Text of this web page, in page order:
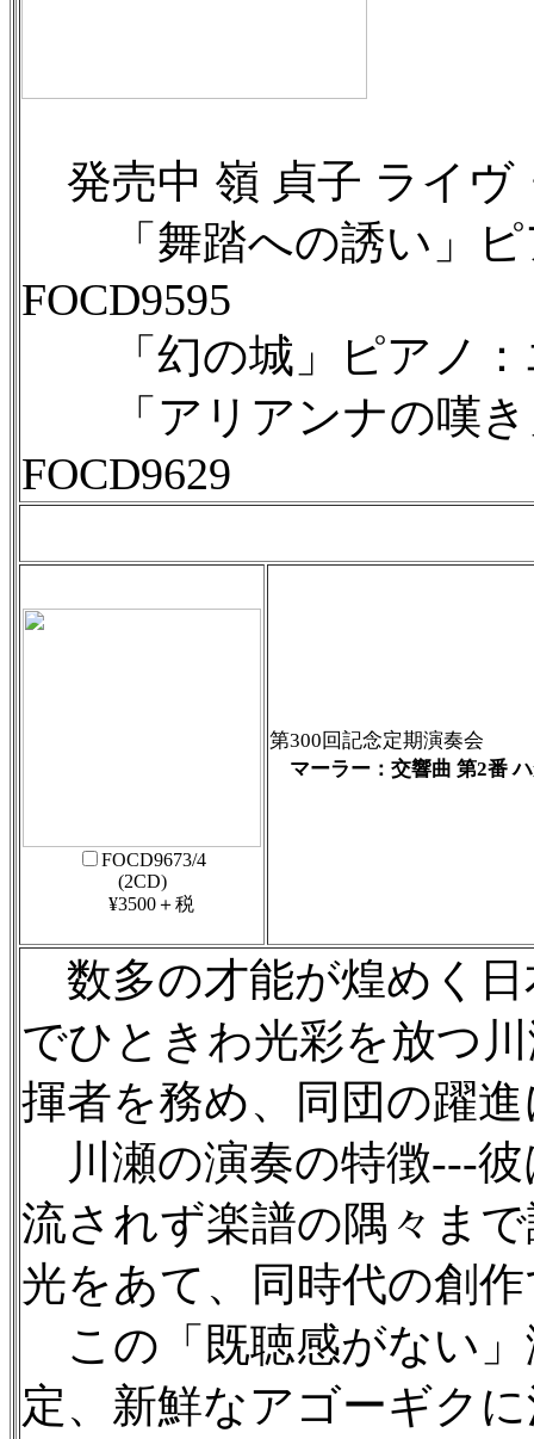
発売中 嶺 貞子 ライヴ
「舞踏への誘い」ピ
FOCD9595
「幻の城」ピアノ：
「アリアンナの嘆き
FOCD9629
FOCD9673/4
(2CD)
¥3500＋税
第300回記念定期演奏会
マーラー：交響曲 第2番
数多の才能が煌めく日
でひときわ光彩を放つ
揮者を務め、同団の躍
川瀬の演奏の特徴---彼
流されず楽譜の隅々ま
光をあて、同時代の創
この「既聴感がない」
定、新鮮なアゴーギク